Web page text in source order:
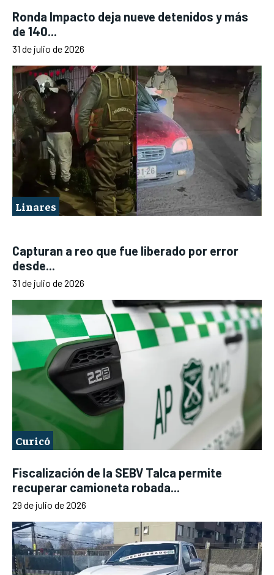
Ronda Impacto deja nueve detenidos y más
de 140...
31 de julio de 2026
Linares
Capturan a reo que fue liberado por error
desde...
31 de julio de 2026
Curicó
Fiscalización de la SEBV Talca permite
recuperar camioneta robada...
29 de julio de 2026